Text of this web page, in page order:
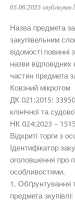
05.06.2025
Назва предмета
закупівельним
відомості
назви відповідних
частин предмета
Ковзний мікротом
ДК 021:2015:
клінічної та
НК 024:2023 –
Відкриті торги з
Ідентифікатор
оголовшення про
особливостями.
1. Обґрунтування
предмета зкупівлі: